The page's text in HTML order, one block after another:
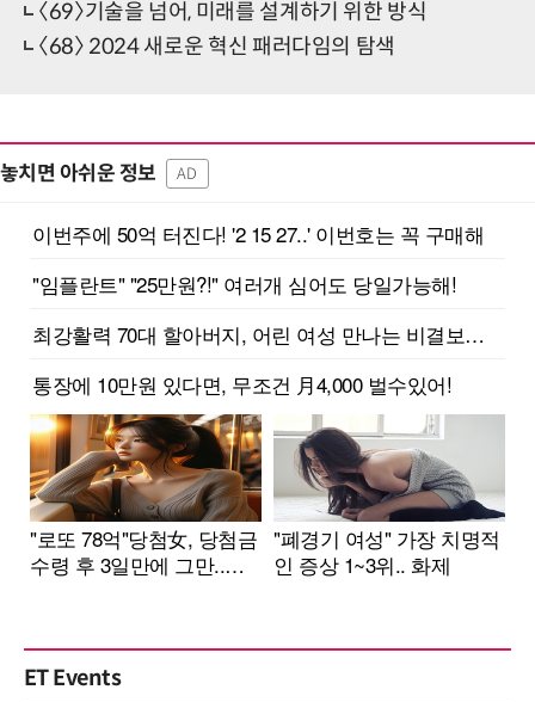
〈69〉기술을 넘어, 미래를 설계하기 위한 방식
〈68〉 2024 새로운 혁신 패러다임의 탐색
놓치면 아쉬운 정보 AD
ET Events